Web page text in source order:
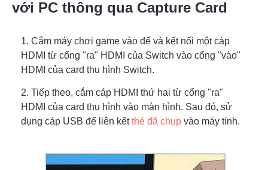
với PC thông qua Capture Card
1. Cắm máy chơi game vào đế và kết nối một cáp
HDMI từ cổng "ra" HDMI của Switch vào cổng "vào"
HDMI của card thu hình Switch.
2. Tiếp theo, cắm cáp HDMI thứ hai từ cổng "ra"
HDMI của card thu hình vào màn hình. Sau đó, sử
dụng cáp USB để liên kếtthẻ đã chụp vào máy tính.